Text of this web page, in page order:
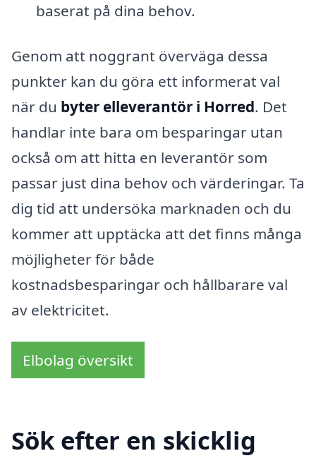
baserat på dina behov.
Genom att noggrant överväga dessa
punkter kan du göra ett informerat val
när du byter elleverantör i Horred. Det
handlar inte bara om besparingar utan
också om att hitta en leverantör som
passar just dina behov och värderingar. Ta
dig tid att undersöka marknaden och du
kommer att upptäcka att det finns många
möjligheter för både
kostnadsbesparingar och hållbarare val
av elektricitet.
Elbolag översikt
Sök efter en skicklig